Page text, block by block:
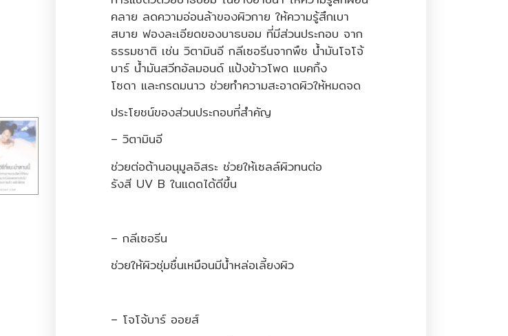
คลาย ลดความอ่อนล้าของผิวกาย ให้ความรู้สึกเบา
สบาย ฟองละเอียดของบาธบอม ที่มีส่วนประกอบ จาก
ธรรมชาติ เช่น วิตามินอี กลีเซอรีนจากพืช น้ำมันโจโจ้
บาร์ น้ำมันสวีทอัลมอนด์ แป้งข้าวโพด แบคกิ้ง
โซดา และกรดมนาว ช่วยทำความสะอาดผิวให้หมดจด
ประโยชน์ของส่วนประกอบที่สำคัญ
– วิตามินอี
ช่วยต่อต้านอนุมูลอิสระ ช่วยให้เซลล์ผิวทนต่อ
รังสี UV B ในแดดได้ดีขึ้น
– กลีเซอรีน
ช่วยให้ผิวชุ่มชื่นเหมือนมีน้ำหล่อเลี้ยงผิว
– โจโจ้บาร์ ออยส์